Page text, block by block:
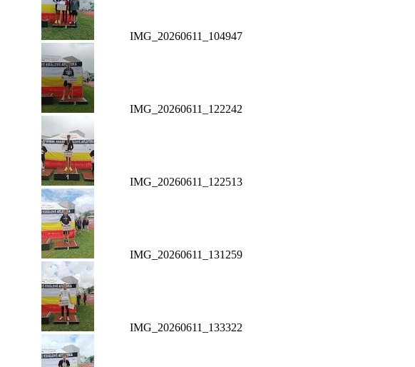
IMG_20260611_104947
IMG_20260611_122242
IMG_20260611_122513
IMG_20260611_131259
IMG_20260611_133322